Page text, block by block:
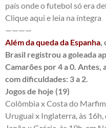
país onde o futebol só era
Clique aqui e leia na íntegra
————
Além da queda da Espanha,
Brasil registrou a goleada
Camarões por 4 a 0. Antes,
com dificuldades: 3 a 2.
Jogos de hoje (19)
Colômbia x Costa do
Uruguai x Inglaterra, às 16h,